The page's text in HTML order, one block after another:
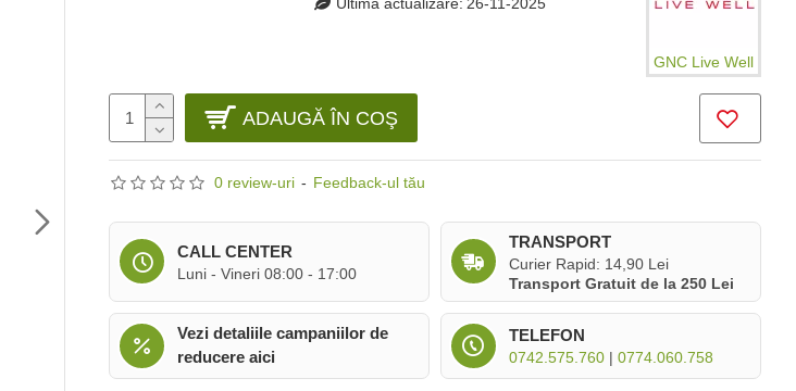
0 review-uri - Feedback-ul tău
GNC Live Well
ADAUGĂ ÎN COŞ
CALL CENTER
Luni - Vineri 08:00 - 17:00
TRANSPORT
Curier Rapid: 14,90 Lei
Transport Gratuit de la 250 Lei
Vezi detaliile campaniilor de
reducere aici
TELEFON
0742.575.760| 0774.060.758